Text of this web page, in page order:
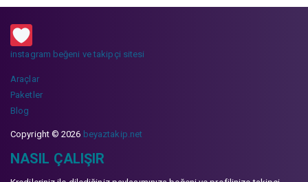
instagram beğeni ve takipçi sitesi
Araçlar
Paketler
Blog
Copyright © 2026 beyaztakip.net
NASIL ÇALIŞIR